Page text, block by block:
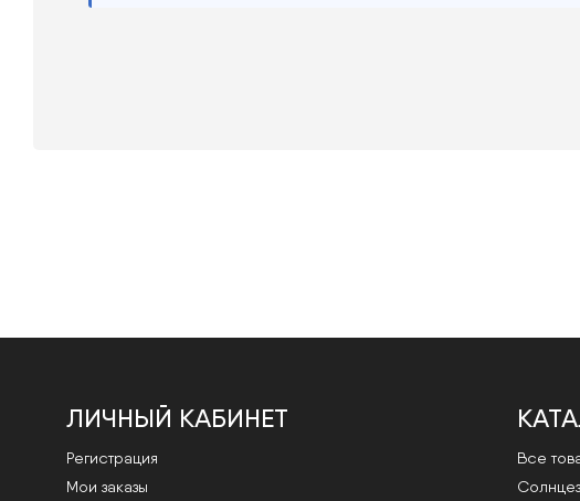
ЛИЧНЫЙ КАБИНЕТ
Регистрация
Мои заказы
Все